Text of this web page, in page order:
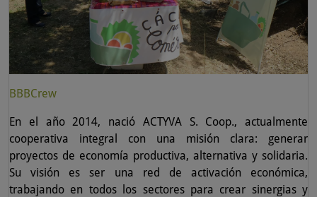
BBBCrew
En el año 2014, nació ACTYVA S. Coop., actualmente
cooperativa integral con una misión clara: generar
proyectos de economía productiva, alternativa y solidaria.
Su visión es ser una red de activación económica,
trabajando en todos los sectores para crear sinergias y